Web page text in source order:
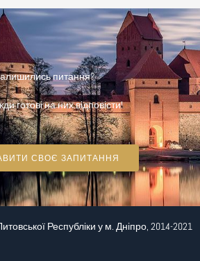
питання?
готові на них відповісти!
СВОЄ ЗАПИТАННЯ
Республіки у м. Дніпро, 2014-2021